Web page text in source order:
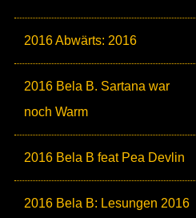
2016 Abwärts: 2016
2016 Bela B. Sartana war
noch Warm
2016 Bela B feat Pea Devlin
2016 Bela B: Lesungen 2016